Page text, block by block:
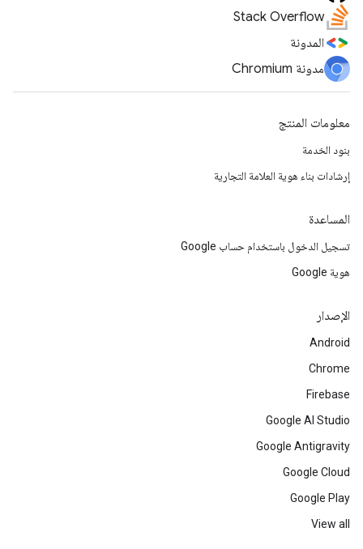
Stack Overflow
المدونة
مدونة Chromium
معلومات المنتج
بنود الخدمة
إرشادات بناء هوية العلامة التجارية
المساعدة
تسجيل الدخول باستخدام حساب Google
هوية Google
الإصدار
Android
Chrome
Firebase
Google AI Studio
Google Antigravity
Google Cloud
Google Play
View all